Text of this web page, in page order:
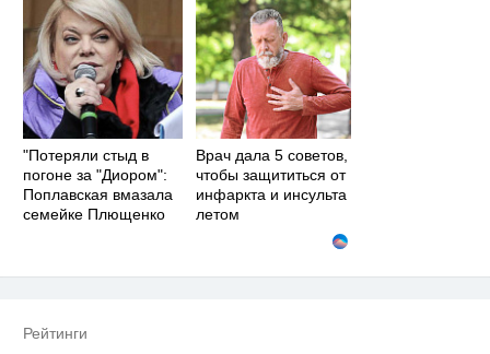
"Потеряли стыд в
погоне за "Диором":
Поплавская вмазала
семейке Плющенко
Врач дала 5 советов,
чтобы защититься от
инфаркта и инсульта
летом
Рейтинги